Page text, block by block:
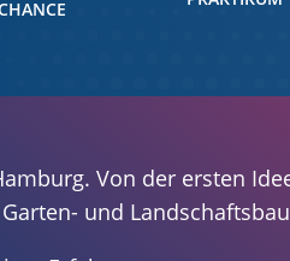
Von der ersten
und